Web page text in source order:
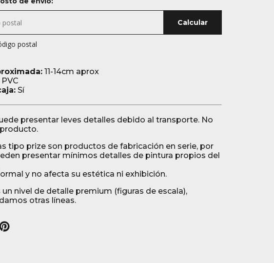
Calcular
postal
11-14cm aprox
PVC
Sí
presentar leves detalles debido al transporte. No
tipo prize son productos de fabricación en serie, por
presentar mínimos detalles de pintura propios del
y no afecta su estética ni exhibición.
un nivel de detalle premium (figuras de escala),
otras líneas.